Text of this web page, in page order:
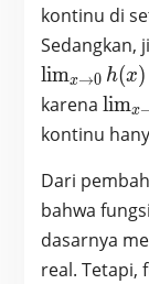
kontinu di
Sedangkan,
limx→0 h(x)
karena
\to
\neq
h(0)
limx
kontinu
Dari
bahwa
dasarnya
real. Tetapi,